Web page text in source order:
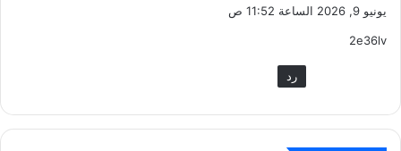
يونيو 9, 2026 الساعة 11:52 ص
2e36lv
رد